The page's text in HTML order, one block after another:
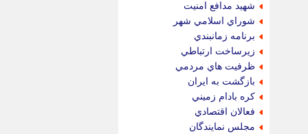
شهيد مدافع امنيت
شوراي اسلامي شهر
برنامه زمانبندي
زيرساخت ارتباطي
ظرفيت هاي مردمي
بازگشت به ايران
كره بادام زميني
فعالان اقتصادي
مجلس نمايندگان